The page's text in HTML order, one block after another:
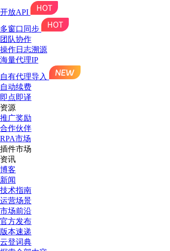
开放API
多窗口同步
团队协作
操作日志溯源
海量代理IP
自有代理导入
自动续费
即点即译
资源
推广奖励
合作伙伴
RPA市场
插件市场
资讯
博客
新闻
技术指南
运营场景
市场前沿
官方发布
版本速递
云登词典